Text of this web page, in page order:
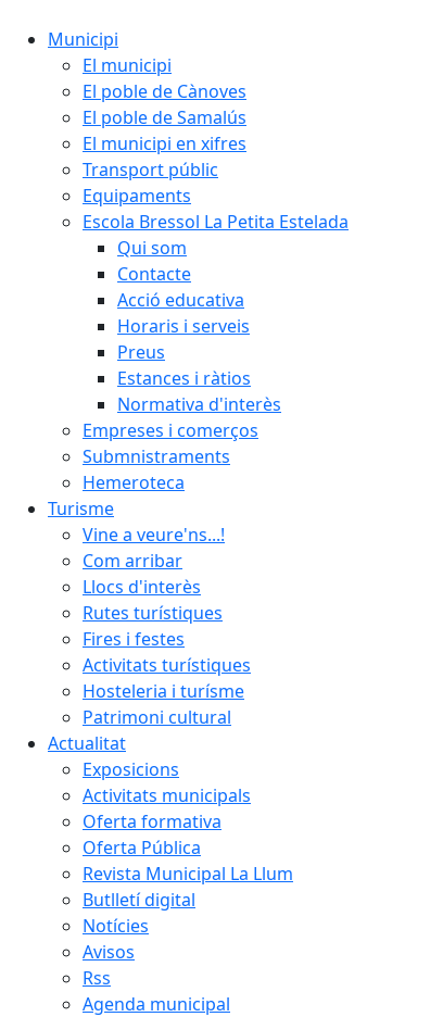
Municipi
El municipi
El poble de Cànoves
El poble de Samalús
El municipi en xifres
Transport públic
Equipaments
Escola Bressol La Petita Estelada
Qui som
Contacte
Acció educativa
Horaris i serveis
Preus
Estances i ràtios
Normativa d'interès
Empreses i comerços
Submnistraments
Hemeroteca
Turisme
Vine a veure'ns...!
Com arribar
Llocs d'interès
Rutes turístiques
Fires i festes
Activitats turístiques
Hosteleria i turísme
Patrimoni cultural
Actualitat
Exposicions
Activitats municipals
Oferta formativa
Oferta Pública
Revista Municipal La Llum
Butlletí digital
Notícies
Avisos
Rss
Agenda municipal